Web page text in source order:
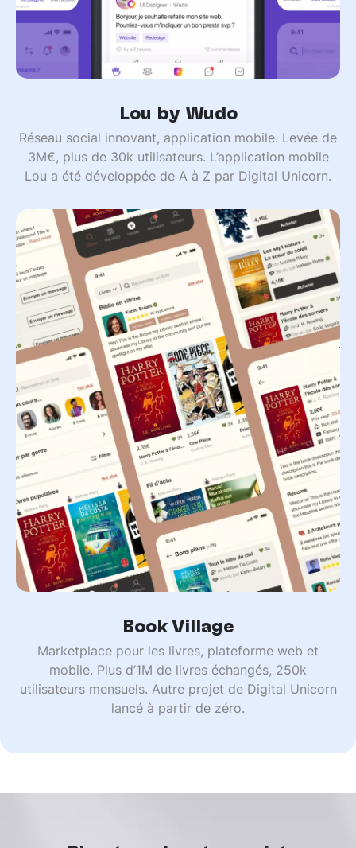
Lou by Wudo
Réseau social innovant, application mobile. Levée de
3M€, plus de 30k utilisateurs. L’application mobile
Lou a été développée de A à Z par Digital Unicorn.
Book Village
Marketplace pour les livres, plateforme web et
mobile. Plus d’1M de livres échangés, 250k
utilisateurs mensuels. Autre projet de Digital Unicorn
lancé à partir de zéro.